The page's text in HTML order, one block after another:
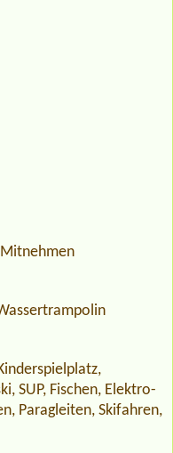
SUP, Fischen, Elektro-
Paragleiten, Skifahren,